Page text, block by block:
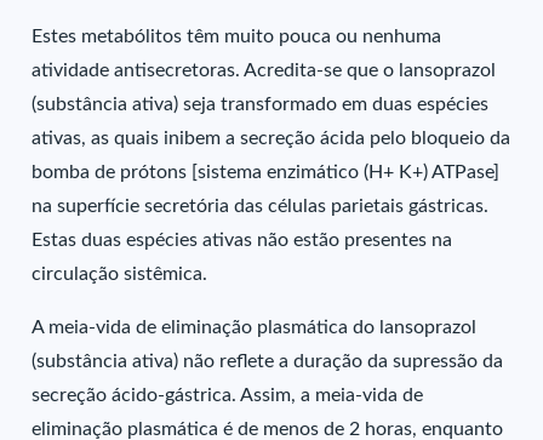
Estes metabólitos têm muito pouca ou nenhuma
atividade antisecretoras. Acredita-se que o lansoprazol
(substância ativa) seja transformado em duas espécies
ativas, as quais inibem a secreção ácida pelo bloqueio da
bomba de prótons [sistema enzimático (H+ K+) ATPase]
na superfície secretória das células parietais gástricas.
Estas duas espécies ativas não estão presentes na
circulação sistêmica.
A meia-vida de eliminação plasmática do lansoprazol
(substância ativa) não reflete a duração da supressão da
secreção ácido-gástrica. Assim, a meia-vida de
eliminação plasmática é de menos de 2 horas, enquanto